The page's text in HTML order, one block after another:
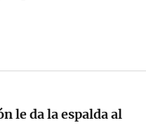
le da la espalda al